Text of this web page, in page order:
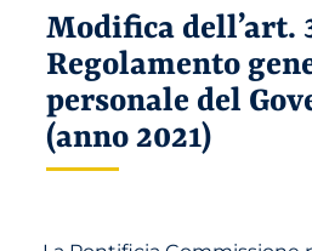
Modifica dell’art.
Regolamento
personale del
(anno 2021)